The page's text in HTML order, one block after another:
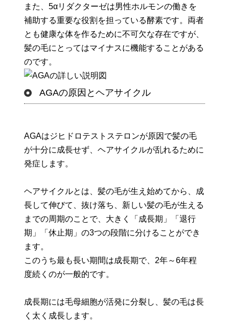
また、5αリダクターゼは男性ホルモンの働きを
補助する重要な役割を担っている酵素です。両者
とも健康な体を作るために不可欠な存在ですが、
髪の毛にとってはマイナスに機能することがある
のです。
AGAの原因とヘアサイクル
AGAはジヒドロテストステロンが原因で髪の毛
が十分に成長せず、ヘアサイクルが乱れるために
発症します。
ヘアサイクルとは、髪の毛が生え始めてから、成
長して伸びて、抜け落ち、新しい髪の毛が生える
までの周期のことで、大きく「成長期」「退行
期」「休止期」の3つの段階に分けることができ
ます。
このうち最も長い期間は成長期で、2年～6年程
度続くのが一般的です。
成長期には毛母細胞が活発に分裂し、髪の毛は長
く太く成長します。